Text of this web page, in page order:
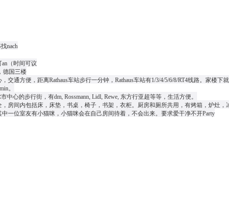
nach
（时间可议
德国三楼
交通方便，距离Rathaus车站步行一分钟，Rathaus车站有1/3/4/5/6/8/RT4线路。家楼
。
中心的步行街，有dm, Rossmann, Lidl, Rewe, 东方行亚超等等，生活方便。
，房间内包括床，床垫，书桌，椅子，书架，衣柜。厨房和厕所共用，有烤箱，炉灶，
一位室友有小猫咪，小猫咪会在自己房间待着，不会出来。要求爱干净不开Party